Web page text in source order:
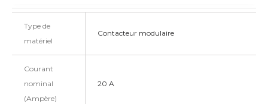
Type de
matériel
Contacteur modulaire
Courant
nominal
(Ampère)
20 A